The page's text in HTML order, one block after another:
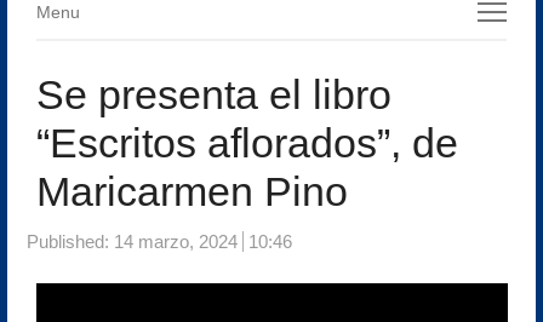
Menu
Menu
Se presenta el libro
“Escritos aflorados”, de
Maricarmen Pino
Published: 14 marzo, 2024 10:46